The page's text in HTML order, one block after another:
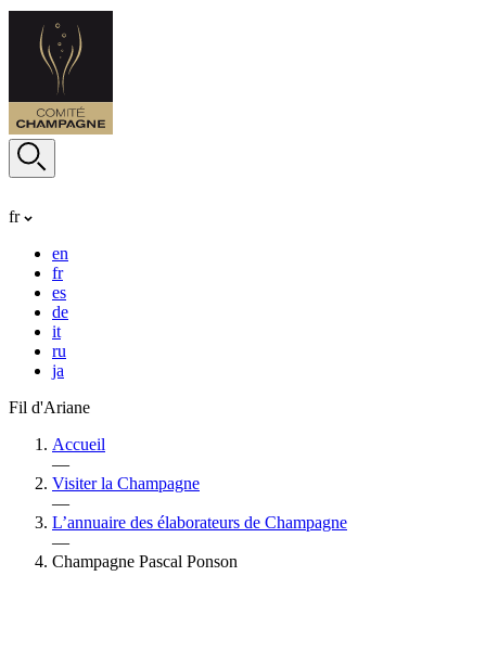
fr
en
fr
es
de
it
ru
ja
Fil d'Ariane
Accueil
—
Visiter la Champagne
—
L’annuaire des élaborateurs de Champagne
—
Champagne Pascal Ponson